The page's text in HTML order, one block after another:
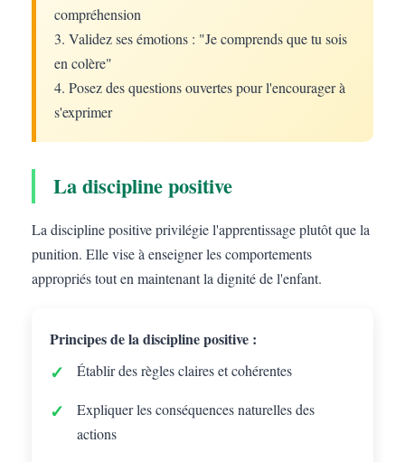
compréhension
3. Validez ses émotions : "Je comprends que tu sois
en colère"
4. Posez des questions ouvertes pour l'encourager à
s'exprimer
La discipline positive
La discipline positive privilégie l'apprentissage plutôt que la
punition. Elle vise à enseigner les comportements
appropriés tout en maintenant la dignité de l'enfant.
Principes de la discipline positive :
Établir des règles claires et cohérentes
Expliquer les conséquences naturelles des
actions